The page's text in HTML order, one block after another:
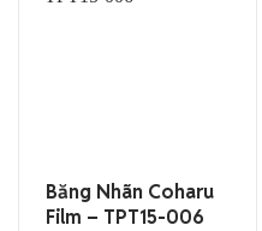
Băng Nhãn Coharu
Film – TPT15-006